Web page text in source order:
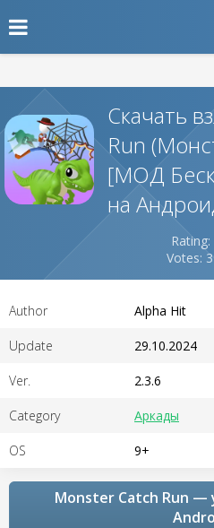
Скачать
Run
[МОД
на
Rating:
Votes:
Author Alpha Hit
Update 29.10.2024
Ver. 2.3.6
Category Аркады
OS 9+
Monster Catch Run —